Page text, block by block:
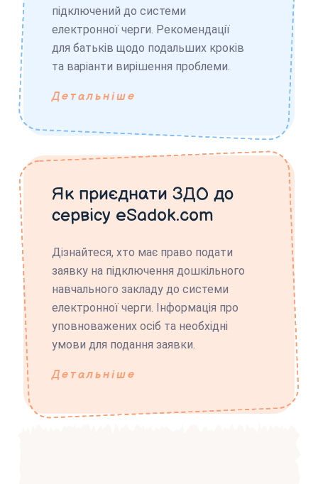
підключений до системи
електронної черги. Рекомендації
для батьків щодо подальших кроків
та варіанти вирішення проблеми.
Детальніше
Як приєднати ЗДО до
сервісу eSadok.com
Дізнайтеся, хто має право подати
заявку на підключення дошкільного
навчального закладу до системи
електронної черги. Інформація про
уповноважених осіб та необхідні
умови для подання заявки.
Детальніше